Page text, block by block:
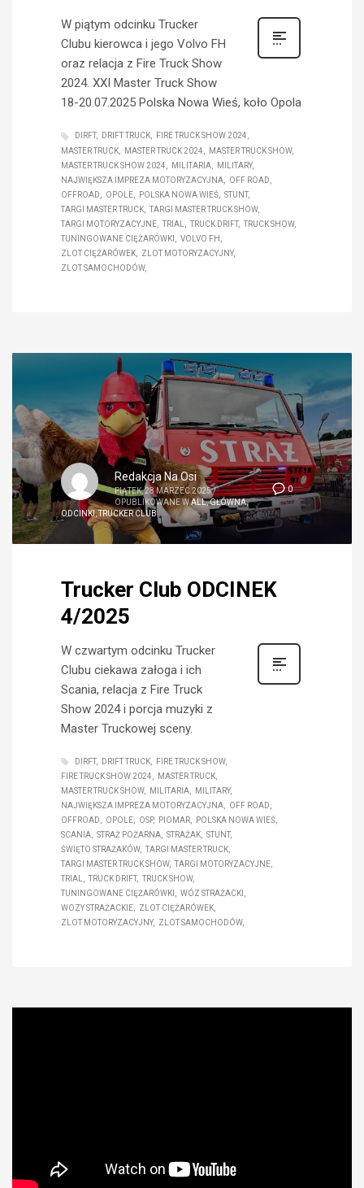
W piątym odcinku Trucker
Clubu kierowca i jego Volvo FH
oraz relacja z Fire Truck Show
2024. XXI Master Truck Show
18-20.07.2025 Polska Nowa Wieś, koło Opola
DIRFT DRIFT TRUCK
FIRE TRUCK SHOW 2024
MASTER TRUCK
MASTER TRUCK 2024
MASTER TRUCK SHOW
MASTER TRUCK SHOW 2024
MILITARIA
MILITARY
NAJWIĘKSZA IMPREZA MOTORYZACYJNA
OFF ROAD
OFFROAD
OPOLE POLSKA NOWA WIEŚ
STUNT
TARGI MASTER TRUCK
TARGI MASTER TRUCK SHOW
TARGI MOTORYZACYJNE
TRIAL TRUCK DRIFT
TRUCK SHOW
TUNINGOWANE CIĘŻARÓWKI
VOLVO FH
ZLOT CIĘŻARÓWEK
ZLOT MOTORYZACYJNY
ZLOT SAMOCHODÓW
0
Redakcja Na Osi
PIĄTEK, 28 MARZEC 2025/
OPUBLIKOWANE WALL,GŁÓWNA,
ODCINKI,TRUCKER CLUB
Trucker Club ODCINEK
4/2025
W czwartym odcinku Trucker
Clubu ciekawa załoga i ich
Scania, relacja z Fire Truck
Show 2024 i porcja muzyki z
Master Truckowej sceny.
DIRFT DRIFT TRUCK
FIRE TRUCK SHOW
FIRE TRUCK SHOW 2024
MASTER TRUCK
MASTER TRUCK SHOW
MILITARIA
MILITARY
NAJWIĘKSZA IMPREZA MOTORYZACYJNA
OFF ROAD
OFFROAD
OPOLE OSP PIOMAR
POLSKA NOWA WIEŚ
SCANIA
STRAŻ POŻARNA STRAŻAK
STUNT
ŚWIĘTO STRAŻAKÓW
TARGI MASTER TRUCK
TARGI MASTER TRUCK SHOW
TARGI MOTORYZACYJNE
TRIAL
TRUCK DRIFT
TRUCK SHOW
TUNINGOWANE CIĘŻARÓWKI
WÓZ STRAŻACKI
WOZY STRAŻACKIE
ZLOT CIĘŻARÓWEK
ZLOT MOTORYZACYJNY
ZLOT SAMOCHODÓW